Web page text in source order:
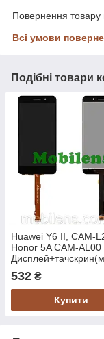
Повернення товару
Всі умови
Подібні товари
Huawei Y6 II, CAM-
Honor 5A CAM-AL00
532 ₴
Купити